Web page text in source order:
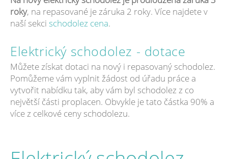
roky, na repasované je záruka 2 roky. Více najdete v
naší sekci schodolez cena.
Elektrický schodolez - dotace
Můžete získat dotaci na nový i repasovaný schodolez.
Pomůžeme vám vyplnit žádost od úřadu práce a
vytvořit nabídku tak, aby vám byl schodolez z co
největší části proplacen. Obvykle je tato částka 90% a
více z celkové ceny schodolezu.